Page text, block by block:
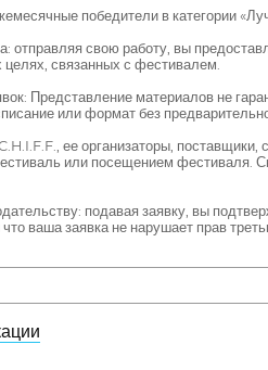
победители в категории
отправляя свою работу, вы
связанных с фестивалем.
Представление материалов не
или формат без
ее организаторы,
или посещением фестиваля.
подавая заявку, вы
ваша заявка не нарушает прав